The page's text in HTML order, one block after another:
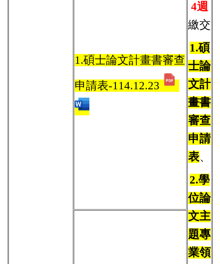
1.碩士論文計畫書審查
申請表-114.12.23
4週
繳交
1.碩
士論
文計
畫書
審查
申請
表、
2.學
位論
文主
題專
業領